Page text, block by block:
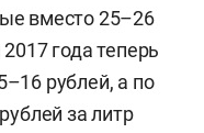
вместо 25–26
года теперь
рублей, а по
за литр